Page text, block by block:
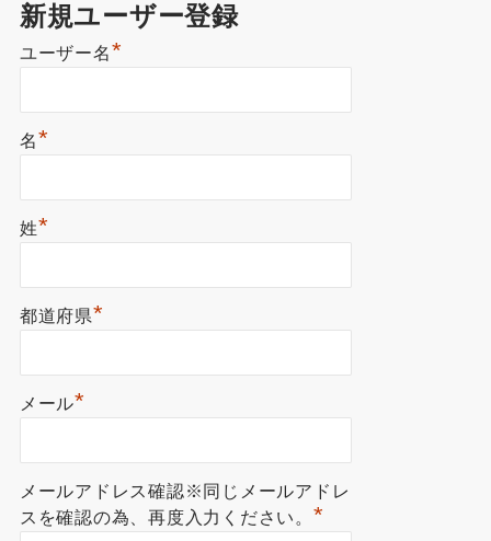
新規ユーザー登録
ユーザー名*
名*
姓*
都道府県*
メール*
メールアドレス確認※同じメールアドレ
スを確認の為、再度入力ください。 *